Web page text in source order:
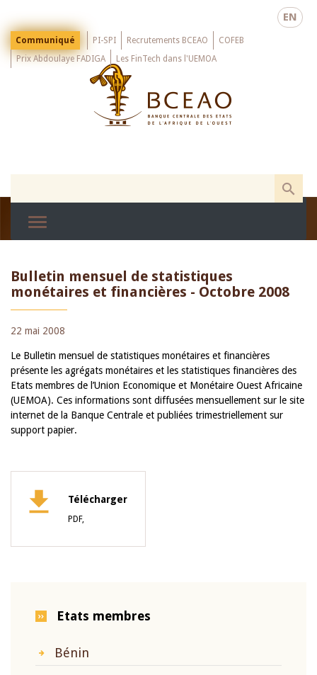
main
EN
Menu
Top
Communiqué PI-SPI Recrutements BCEAO
COFEB
Prix Abdoulaye FADIGA
Les FinTech dans l'UEMOA
Bulletin mensuel de statistiques
monétaires et financières - Octobre 2008
22 mai 2008
Le Bulletin mensuel de statistiques monétaires et financières
présente les agrégats monétaires et les statistiques financières des
Etats membres de l’Union Economique et Monétaire Ouest Africaine
(UEMOA). Ces informations sont diffusées mensuellement sur le site
internet de la Banque Centrale et publiées trimestriellement sur
support papier.
Télécharger
PDF,
Etats membres
Bénin